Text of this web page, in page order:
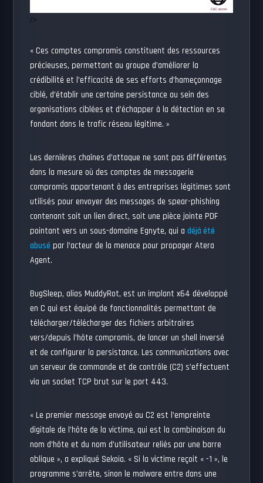
/>
« Ces comptes compromis constituent des ressources
précieuses, permettant au groupe d’améliorer la
crédibilité et l’efficacité de ses efforts d’hameçonnage
ciblé, d’établir une certaine persistance au sein des
organisations ciblées et d’échapper à la détection en se
fondant dans le trafic réseau légitime. »
Les dernières chaînes d’attaque ne sont pas différentes
dans la mesure où des comptes de messagerie
compromis appartenant à des entreprises légitimes sont
utilisés pour envoyer des messages de spear-phishing
contenant soit un lien direct, soit une pièce jointe PDF
pointant vers un sous-domaine Egnyte, qui adéjà été
abusé par l’acteur de la menace pour propager Atera
Agent.
BugSleep, alias MuddyRot, est un implant x64 développé
en C qui est équipé de fonctionnalités permettant de
télécharger/télécharger des fichiers arbitraires
vers/depuis l’hôte compromis, de lancer un shell inversé
et de configurer la persistance. Les communications avec
un serveur de commande et de contrôle (C2) s’effectuent
via un socket TCP brut sur le port 443.
« Le premier message envoyé au C2 est l’empreinte
digitale de l’hôte de la victime, qui est la combinaison du
nom d’hôte et du nom d’utilisateur reliés par une barre
oblique », a expliqué Sekoia. « Si la victime reçoit « -1 », le
programme s’arrête, sinon le malware entre dans une